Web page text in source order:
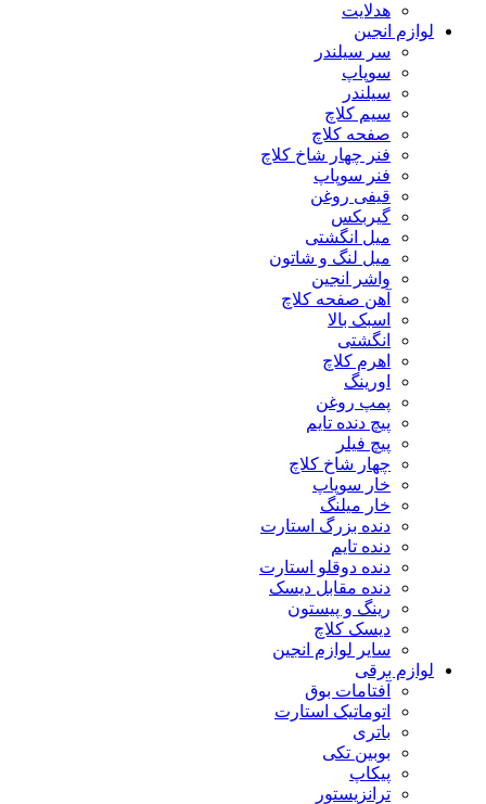
هدلایت
لوازم انجین
سر سیلندر
سوپاپ
سیلندر
سیم کلاچ
صفحه کلاچ
فنر چهار شاخ کلاچ
فنر سوپاپ
قیفی روغن
گیربکس
میل انگشتی
میل لنگ و شاتون
واشر انجین
آهن صفحه کلاچ
اسبک بالا
انگشتی
اهرم کلاچ
اورینگ
پمپ روغن
پیچ دنده تایم
پیچ فیلر
چهار شاخ کلاچ
خار سوپاپ
خار میلنگ
دنده بزرگ استارت
دنده تایم
دنده دوقلو استارت
دنده مقابل دیسک
رینگ و پیستون
دیسک کلاچ
سایر لوازم انجین
لوازم برقی
آفتامات بوق
اتوماتیک استارت
باتری
بوبین تکی
پیکاپ
ترانزیستور